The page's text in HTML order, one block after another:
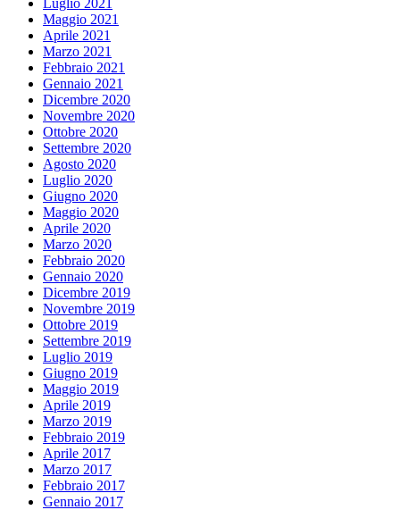
Luglio 2021
Maggio 2021
Aprile 2021
Marzo 2021
Febbraio 2021
Gennaio 2021
Dicembre 2020
Novembre 2020
Ottobre 2020
Settembre 2020
Agosto 2020
Luglio 2020
Giugno 2020
Maggio 2020
Aprile 2020
Marzo 2020
Febbraio 2020
Gennaio 2020
Dicembre 2019
Novembre 2019
Ottobre 2019
Settembre 2019
Luglio 2019
Giugno 2019
Maggio 2019
Aprile 2019
Marzo 2019
Febbraio 2019
Aprile 2017
Marzo 2017
Febbraio 2017
Gennaio 2017